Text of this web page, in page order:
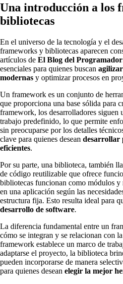
Una introducción a los
bibliotecas
En el universo de la tecnología y el
frameworks y bibliotecas aparecen
artículos de El Blog del Programador
esenciales para quienes buscan
modernas y optimizar procesos en
Un framework es un conjunto de
que proporciona una base sólida para
framework, los desarrolladores siguen
trabajo predefinido, lo que permite
sin preocuparse por los detalles
clave para quienes desean desarrollar
eficientes.
Por su parte, una biblioteca, también
de código reutilizable que ofrece
bibliotecas funcionan como módulos y
en una aplicación según las
estructura fija. Esto resulta ideal para
desarrollo de software.
La diferencia fundamental entre un
cómo se integran y se relacionan con
framework establece un marco de
adaptarse el proyecto, la biblioteca
pueden incorporarse de manera
para quienes desean elegir la mejor